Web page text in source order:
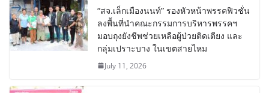
“สจ.เล็กเมืองนนท์” รองหัวหน้าพรรคฟิวชั่น
ลงพื้นที่นำคณะกรรมการบริหารพรรคฯ
มอบถุงยังชีพช่วยเหลือผู้ป่วยติดเตียง และ
กลุ่มเปราะบาง ในเขตสายไหม
July 11, 2026